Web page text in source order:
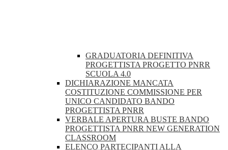
GRADUATORIA DEFINITIVA
PROGETTISTA PROGETTO PNRR
SCUOLA 4.0
DICHIARAZIONE MANCATA
COSTITUZIONE COMMISSIONE PER
UNICO CANDIDATO BANDO
PROGETTISTA PNRR
VERBALE APERTURA BUSTE BANDO
PROGETTISTA PNRR NEW GENERATION
CLASSROOM
ELENCO PARTECIPANTI ALLA